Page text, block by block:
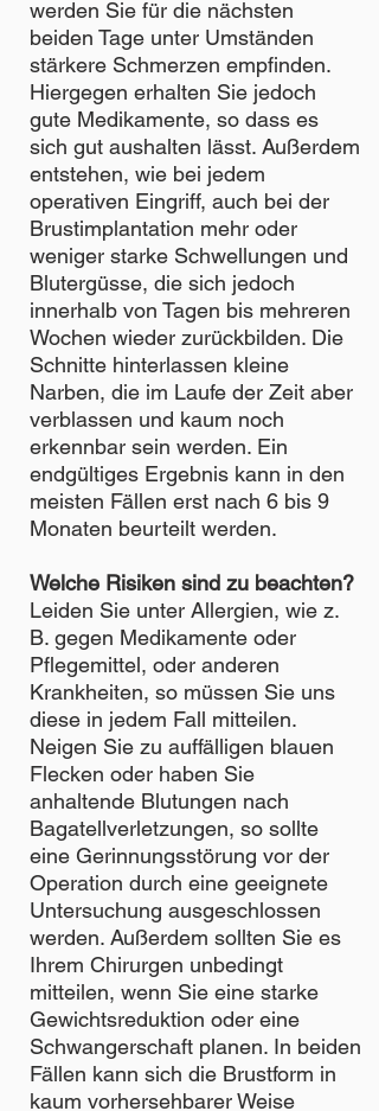
werden Sie für die nächsten
beiden Tage unter Umständen
stärkere Schmerzen empfinden.
Hiergegen erhalten Sie jedoch
gute Medikamente, so dass es
sich gut aushalten lässt. Außerdem
entstehen, wie bei jedem
operativen Eingriff, auch bei der
Brustimplantation mehr oder
weniger starke Schwellungen und
Blutergüsse, die sich jedoch
innerhalb von Tagen bis mehreren
Wochen wieder zurückbilden. Die
Schnitte hinterlassen kleine
Narben, die im Laufe der Zeit aber
verblassen und kaum noch
erkennbar sein werden. Ein
endgültiges Ergebnis kann in den
meisten Fällen erst nach 6 bis 9
Monaten beurteilt werden.
Welche Risiken sind zu beachten?
Leiden Sie unter Allergien, wie z.
B. gegen Medikamente oder
Pflegemittel, oder anderen
Krankheiten, so müssen Sie uns
diese in jedem Fall mitteilen.
Neigen Sie zu auffälligen blauen
Flecken oder haben Sie
anhaltende Blutungen nach
Bagatellverletzungen, so sollte
eine Gerinnungsstörung vor der
Operation durch eine geeignete
Untersuchung ausgeschlossen
werden. Außerdem sollten Sie es
Ihrem Chirurgen unbedingt
mitteilen, wenn Sie eine starke
Gewichtsreduktion oder eine
Schwangerschaft planen. In beiden
Fällen kann sich die Brustform in
kaum vorhersehbarer Weise